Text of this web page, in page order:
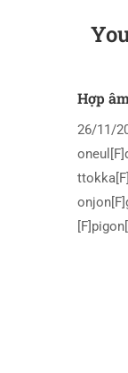
Hợp
26/11/